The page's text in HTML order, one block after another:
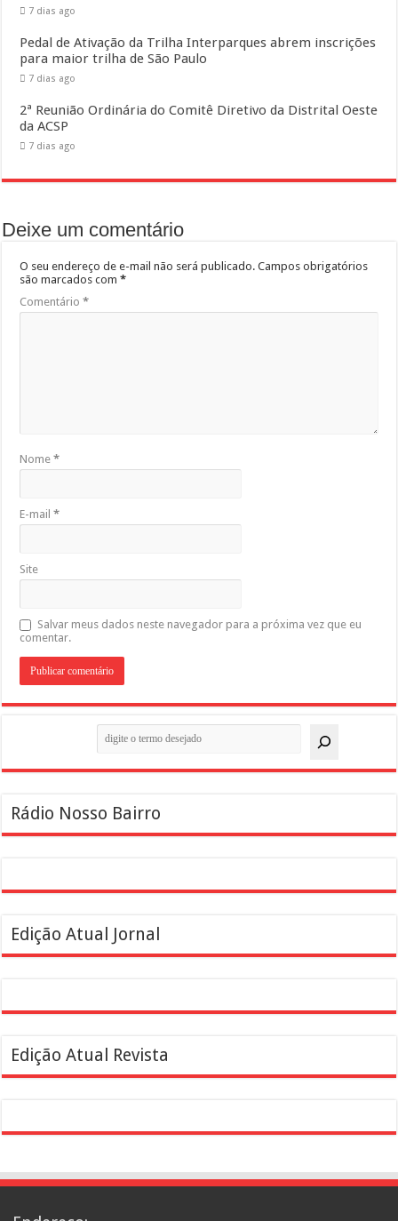
7 dias ago
Pedal de Ativação da Trilha Interparques abrem inscrições
para maior trilha de São Paulo
7 dias ago
2ª Reunião Ordinária do Comitê Diretivo da Distrital Oeste
da ACSP
7 dias ago
Deixe um comentário
O seu endereço de e-mail não será publicado. Campos obrigatórios
são marcados com*
Comentário*
Nome*
E-mail*
Site
Salvar meus dados neste navegador para a próxima vez que eu
comentar.
Rádio Nosso Bairro
Edição Atual Jornal
Edição Atual Revista